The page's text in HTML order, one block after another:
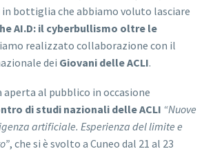
in bottiglia che abbiamo voluto lasciare
AI.D: il cyberbullismo oltre le
realizzato collaborazione con il
dei Giovani delle ACLI.
al pubblico in occasione
di studi nazionali delle ACLI “Nuove
artificiale. Esperienza del limite e
, che si è svolto a Cuneo dal 21 al 23